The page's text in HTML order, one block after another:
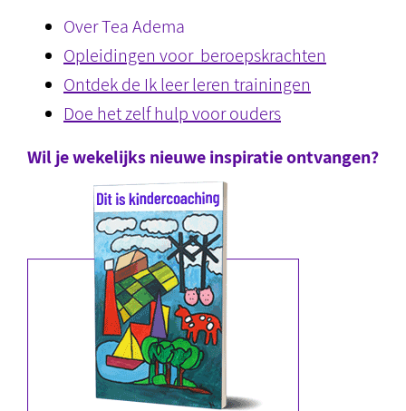
Over Tea Adema
Opleidingen voor beroepskrachten
Ontdek de Ik leer leren trainingen
Doe het zelf hulp voor ouders
Wil je wekelijks nieuwe inspiratie ontvangen?